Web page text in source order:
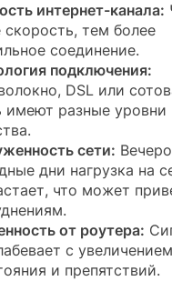
интернет-канала:
тем более
соединение.
подключения:
DSL или
имеют разные уровни
сети:
дни нагрузка на
что может
от роутера:
с увеличением
и препятствий.